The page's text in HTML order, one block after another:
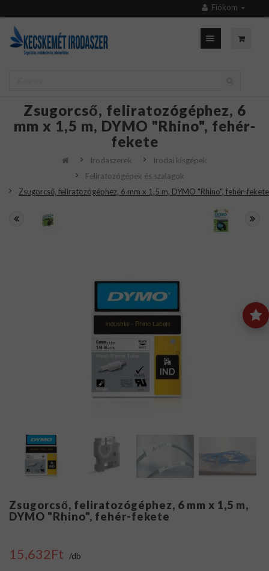
Fiókom
Zsugorcső, feliratozógéphez, 6
mm x 1,5 m, DYMO "Rhino", fehér-
fekete
Irodaszerek
Irodai kisgépek
Feliratozógépek és szalagok
Zsugorcső, feliratozógéphez, 6 mm x 1,5 m, DYMO "Rhino", fehér-fekete
Zsugorcső, feliratozógéphez, 6 mm x 1,5 m,
DYMO "Rhino", fehér-fekete
15,632Ft /db